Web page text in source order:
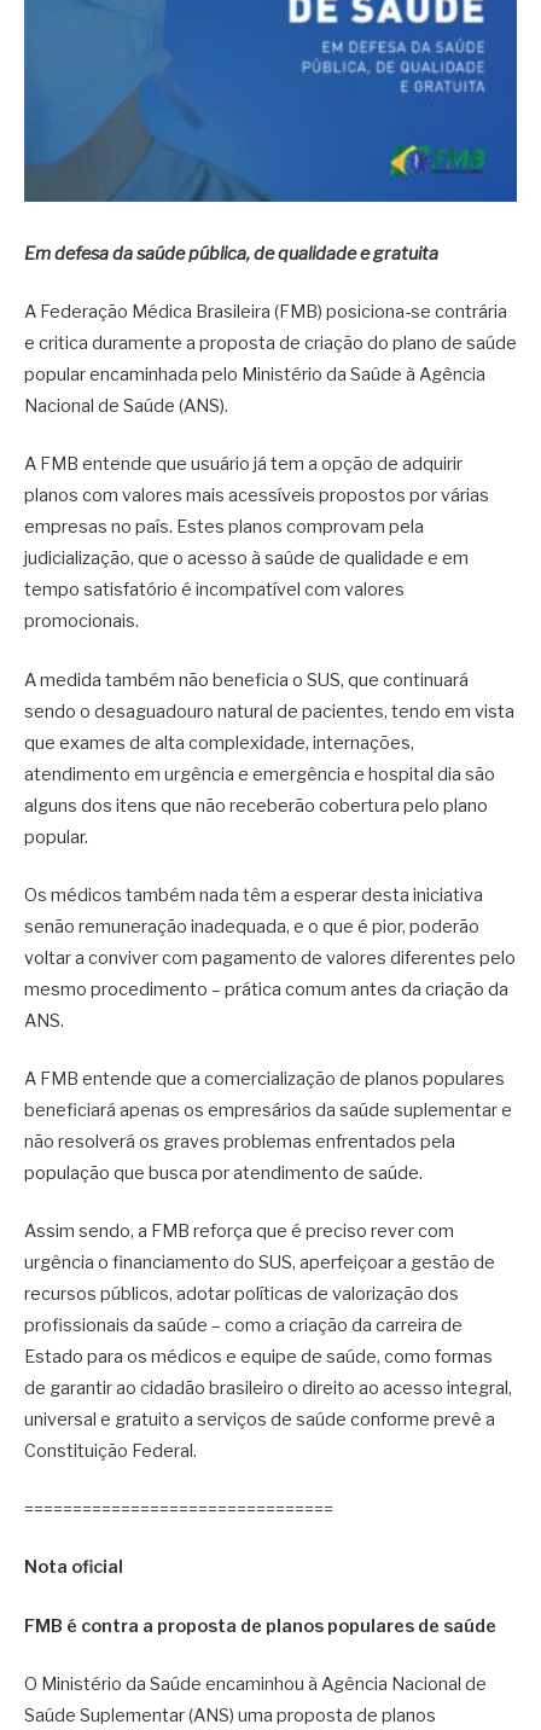
Em defesa da saúde pública, de qualidade e gratuita
A Federação Médica Brasileira (FMB) posiciona-se contrária
e critica duramente a proposta de criação do plano de saúde
popular encaminhada pelo Ministério da Saúde à Agência
Nacional de Saúde (ANS).
A FMB entende que usuário já tem a opção de adquirir
planos com valores mais acessíveis propostos por várias
empresas no país. Estes planos comprovam pela
judicialização, que o acesso à saúde de qualidade e em
tempo satisfatório é incompatível com valores
promocionais.
A medida também não beneficia o SUS, que continuará
sendo o desaguadouro natural de pacientes, tendo em vista
que exames de alta complexidade, internações,
atendimento em urgência e emergência e hospital dia são
alguns dos itens que não receberão cobertura pelo plano
popular.
Os médicos também nada têm a esperar desta iniciativa
senão remuneração inadequada, e o que é pior, poderão
voltar a conviver com pagamento de valores diferentes pelo
mesmo procedimento – prática comum antes da criação da
ANS.
A FMB entende que a comercialização de planos populares
beneficiará apenas os empresários da saúde suplementar e
não resolverá os graves problemas enfrentados pela
população que busca por atendimento de saúde.
Assim sendo, a FMB reforça que é preciso rever com
urgência o financiamento do SUS, aperfeiçoar a gestão de
recursos públicos, adotar políticas de valorização dos
profissionais da saúde – como a criação da carreira de
Estado para os médicos e equipe de saúde, como formas
de garantir ao cidadão brasileiro o direito ao acesso integral,
universal e gratuito a serviços de saúde conforme prevê a
Constituição Federal.
================================
Nota oficial
FMB é contra a proposta de planos populares de saúde
O Ministério da Saúde encaminhou à Agência Nacional de
Saúde Suplementar (ANS) uma proposta de planos